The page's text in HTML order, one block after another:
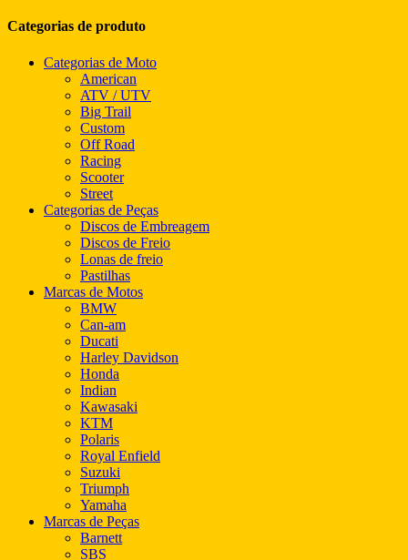
Categorias de produto
Categorias de Moto
American
ATV / UTV
Big Trail
Custom
Off Road
Racing
Scooter
Street
Categorias de Peças
Discos de Embreagem
Discos de Freio
Lonas de freio
Pastilhas
Marcas de Motos
BMW
Can-am
Ducati
Harley Davidson
Honda
Indian
Kawasaki
KTM
Polaris
Royal Enfield
Suzuki
Triumph
Yamaha
Marcas de Peças
Barnett
SBS